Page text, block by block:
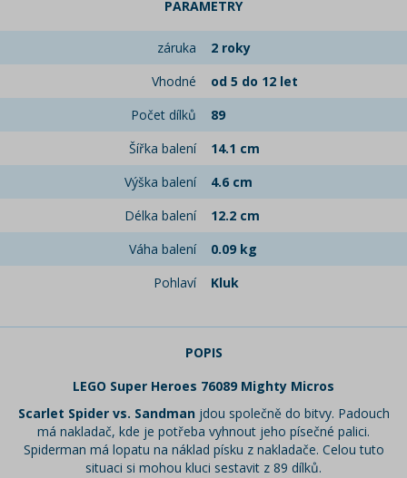
PARAMETRY
záruka
2 roky
Vhodné
od 5 do 12 let
Počet dílků
89
Šířka balení
14.1 cm
Výška balení
4.6 cm
Délka balení
12.2 cm
Váha balení
0.09 kg
Pohlaví
Kluk
POPIS
LEGO Super Heroes 76089 Mighty Micros
Scarlet Spider vs. Sandmanjdou společně do bitvy. Padouch
má nakladač, kde je potřeba vyhnout jeho písečné palici.
Spiderman má lopatu na náklad písku z nakladače. Celou tuto
situaci si mohou kluci sestavit z 89 dílků.